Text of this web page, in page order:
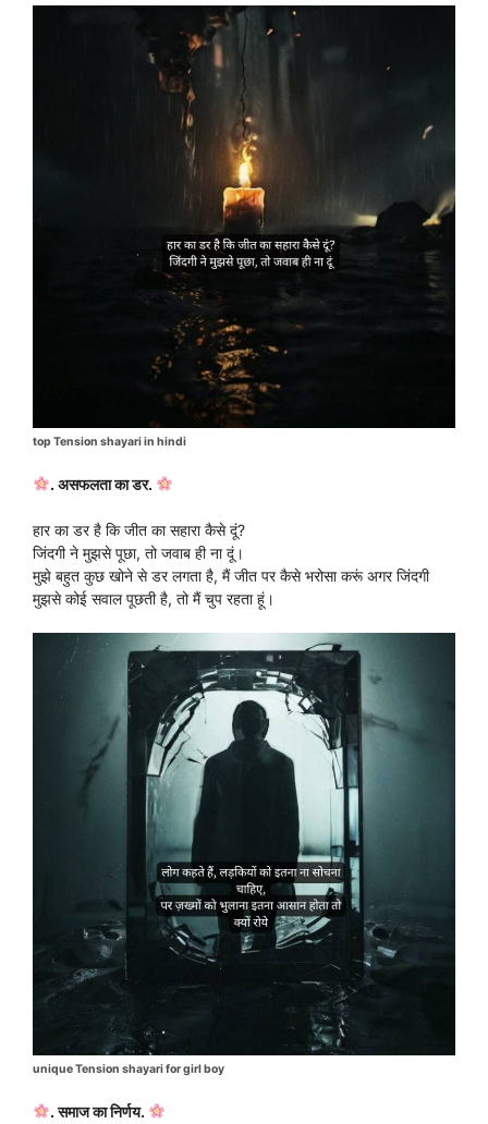
top Tension shayari in hindi
. असफलता का डर.
हार का डर है कि जीत का सहारा कैसे दूं?
जिंदगी ने मुझसे पूछा, तो जवाब ही ना दूं।
मुझे बहुत कुछ खोने से डर लगता है, मैं जीत पर कैसे भरोसा करूं अगर जिंदगी
मुझसे कोई सवाल पूछती है, तो मैं चुप रहता हूं।
unique Tension shayari for girl boy
. समाज का निर्णय.